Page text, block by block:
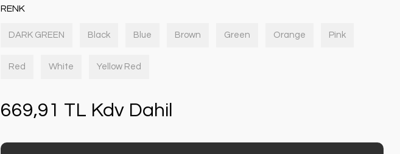
RENK
DARK GREEN Black Blue Brown Green Orange Pink
Red White Yellow Red
669,91 TL Kdv Dahil